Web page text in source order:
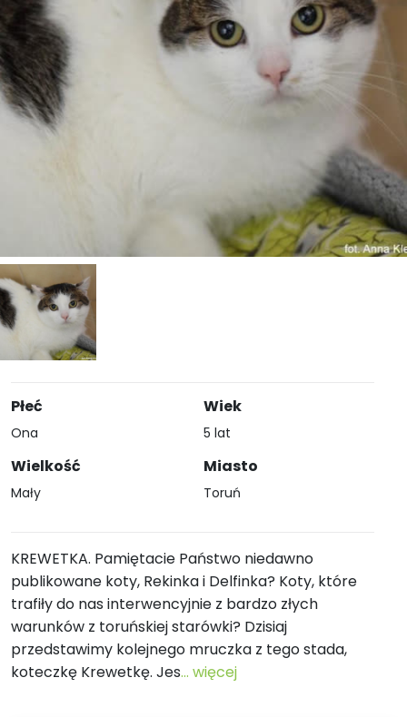
Płeć
Ona
Wielkość
Mały
Wiek
5 lat
Miasto
Toruń
KREWETKA. Pamiętacie Państwo niedawno
publikowane koty, Rekinka i Delfinka? Koty, które
trafiły do nas interwencyjnie z bardzo złych
warunków z toruńskiej starówki? Dzisiaj
przedstawimy kolejnego mruczka z tego stada,
koteczkę Krewetkę. Jes... więcej